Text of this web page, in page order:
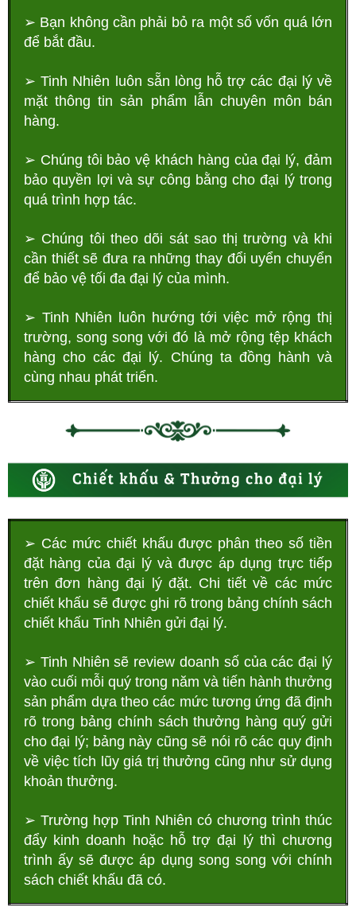
➢ Bạn không cần phải bỏ ra một số vốn quá lớn
để bắt đầu.
➢ Tinh Nhiên luôn sẵn lòng hỗ trợ các đại lý về
mặt thông tin sản phẩm lẫn chuyên môn bán
hàng.
➢ Chúng tôi bảo vệ khách hàng của đại lý, đảm
bảo quyền lợi và sự công bằng cho đại lý trong
quá trình hợp tác.
➢ Chúng tôi theo dõi sát sao thị trường và khi
cần thiết sẽ đưa ra những thay đổi uyển chuyển
để bảo vệ tối đa đại lý của mình.
➢ Tinh Nhiên luôn hướng tới việc mở rộng thị
trường, song song với đó là mở rộng tệp khách
hàng cho các đại lý. Chúng ta đồng hành và
cùng nhau phát triển.
➢ Các mức chiết khấu được phân theo số tiền
đặt hàng của đại lý và được áp dụng trực tiếp
trên đơn hàng đại lý đặt. Chi tiết về các mức
chiết khấu sẽ được ghi rõ trong bảng chính sách
chiết khấu Tinh Nhiên gửi đại lý.
➢ Tinh Nhiên sẽ review doanh số của các đại lý
vào cuối mỗi quý trong năm và tiến hành thưởng
sản phẩm dựa theo các mức tương ứng đã định
rõ trong bảng chính sách thưởng hàng quý gửi
cho đại lý; bảng này cũng sẽ nói rõ các quy định
về việc tích lũy giá trị thưởng cũng như sử dụng
khoản thưởng.
➢ Trường hợp Tinh Nhiên có chương trình thúc
đẩy kinh doanh hoặc hỗ trợ đại lý thì chương
trình ấy sẽ được áp dụng song song với chính
sách chiết khấu đã có.
ĐĂNG KÝ TƯ VẤN MIỄN PHÍ
HOÀN THÀNH
0335587487